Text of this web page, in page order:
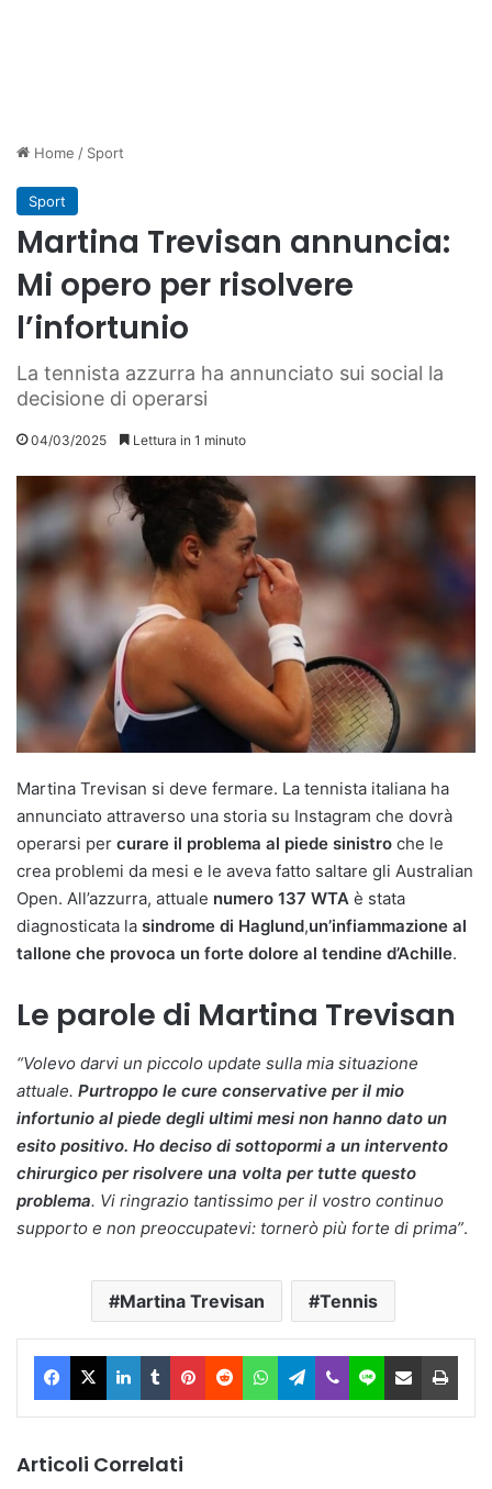
Home / Sport
Sport
Martina Trevisan annuncia:
Mi opero per risolvere
l’infortunio
La tennista azzurra ha annunciato sui social la
decisione di operarsi
04/03/2025 Lettura in 1 minuto
Martina Trevisan si deve fermare. La tennista italiana ha
annunciato attraverso una storia su Instagram che dovrà
operarsi per curare il problema al piede sinistro che le
crea problemi da mesi e le aveva fatto saltare gli Australian
Open. All’azzurra, attuale numero 137 WTA è stata
diagnosticata la sindrome di Haglund,un’infiammazione al
tallone che provoca un forte dolore al tendine d’Achille.
Le parole di Martina Trevisan
“Volevo darvi un piccolo update sulla mia situazione
attuale. Purtroppo le cure conservative per il mio
infortunio al piede degli ultimi mesi non hanno dato un
esito positivo. Ho deciso di sottopormi a un intervento
chirurgico per risolvere una volta per tutte questo
problema. Vi ringrazio tantissimo per il vostro continuo
supporto e non preoccupatevi: tornerò più forte di prima”.
Martina Trevisan Tennis
Facebook
X LinkedIn
TumblrPinterest
RedditWhatsAppTelegram
ViberLine Condividi via Email
Articoli Correlati